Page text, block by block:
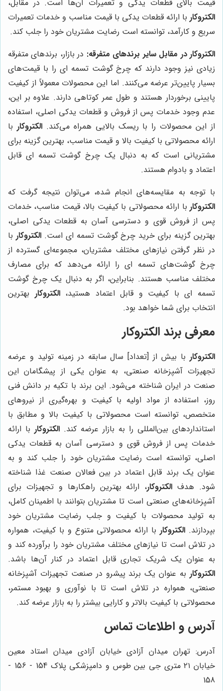
قیمت بالای قطعات یدکی و تعمیرات آن‌ها است. در مقابل،
الکتروکار با ارائه قطعات یدکی با قیمت مناسب و خدمات تعمیرات
سریع و کارآمد، توانسته است رضایت مشتریان خود را جلب کند.
الکتروکار در مقابل سایر برندهای متفرقه: در بازار، برندهای متفرقه
زیادی نیز وجود دارند که چرخ گوشت تسمه ای را با قیمت‌های
بسیار پایین‌تر عرضه می‌کنند. اما این محصولات معمولاً از کیفیت
پایینی برخوردار هستند و طول عمر کوتاهی دارند. علاوه بر این،
عدم وجود خدمات پس از فروش و قطعات یدکی اصلی، استفاده
از این محصولات را با ریسک بالایی همراه می‌کند.الکتروکار با
ارائه محصولاتی با کیفیت بالا و قیمت مناسب، بهترین گزینه برای
مشتریانی است که به دنبال یک چرخ گوشت تسمه ای قابل
اعتماد و بادوام هستند.
با توجه به مقایسه‌های انجام شده، می‌توان نتیجه گرفت که
الکتروکار با ارائه محصولاتی با کیفیت بالا، قیمت مناسب، خدمات
پس از فروش قوی و دسترسی آسان به قطعات یدکی اصلی،
بهترین گزینه برای خرید چرخ گوشت تسمه ای است.الکتروکار با
در نظر گرفتن نیازهای مختلف مشتریان، مجموعه‌ای گسترده از
چرخ گوشت‌های تسمه ای را ارائه می‌دهد که برای مصارف
مختلف مناسب هستند. بنابراین، اگر به دنبال یک چرخ گوشت
تسمه ای با کیفیت و قابل اعتماد هستید،الکتروکار بهترین
انتخاب برای شما خواهد بود.
معرفی برند الکتروکار
الکتروکار با بیش از [تعداد] سال سابقه در زمینه تولید و عرضه
تجهیزات آشپزخانه صنعتی، به عنوان یکی از پیشگامان این
صنعت در ایران شناخته می‌شود. این برند با تکیه بر دانش فنی
روز، استفاده از مواد اولیه با کیفیت و بهره‌گیری از نیروهای
متخصص، توانسته است محصولاتی با کیفیت بالا و مطابق با
استانداردهای بین‌المللی را به بازار عرضه کند. الکتروکار با ارائه
خدمات پس از فروش قوی و دسترسی آسان به قطعات یدکی
اصلی، توانسته است رضایت مشتریان خود را جلب کند و به
عنوان یک برند قابل اعتماد در بین فعالان صنعت غذا شناخته
شود. هدف الکتروکار، ارائه بهترین راهکارها و تجهیزات برای
آشپزخانه‌های صنعتی است تا مشتریان بتوانند با اطمینان کامل،
به تولید محصولات با کیفیت و جلب رضایت مشتریان خود
بپردازند. الکتروکاربا ارائه محصولاتی متنوع و با کیفیت، همواره
در تلاش است تا نیازهای مختلف مشتریان خود را برآورده کند و
به عنوان یک شریک تجاری قابل اعتماد در کنار آن‌ها باشد.
الکتروکار به عنوان یک برند پیشرو در صنعت تجهیزات آشپزخانه
صنعتی، همواره در تلاش است تا با نوآوری و بهبود مستمر،
محصولاتی با کیفیت بالاتر و کارایی بیشتر را به بازار عرضه کند.
آدرس و اطلاعات تماس
آدرس: تهران میدان آزادی خیابان آزادی میدان استاد معین
خیابان ۲۱ متری جی بین طوس و دامپزشکی پلاک 154 - 156 -
158